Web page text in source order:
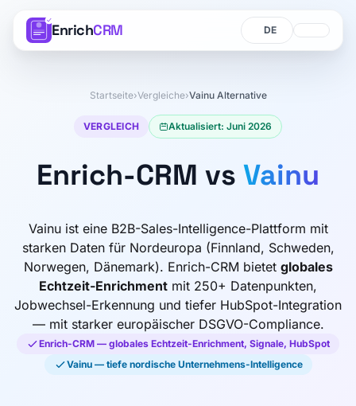
EnrichCRM Sprache
Sprache
Startseite›Vergleiche›Vainu Alternative
VERGLEICH Aktualisiert: Juni 2026
Enrich-CRM vs Vainu
Vainu ist eine B2B-Sales-Intelligence-Plattform mit
starken Daten für Nordeuropa (Finnland, Schweden,
Norwegen, Dänemark). Enrich-CRM bietet globales
Echtzeit-Enrichment mit 250+ Datenpunkten,
Jobwechsel-Erkennung und tiefer HubSpot-Integration
— mit starker europäischer DSGVO-Compliance.
Enrich-CRM — globales Echtzeit-Enrichment, Signale, HubSpot
Vainu — tiefe nordische Unternehmens-Intelligence